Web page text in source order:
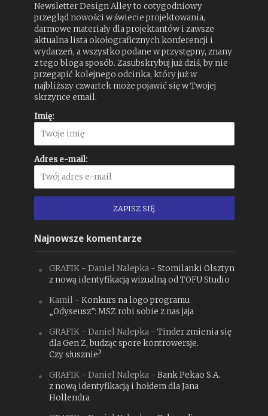
Newsletter Design Alley to cotygodniowy
przegląd nowości w świecie projektowania,
darmowe materiały dla projektantów i zawsze
aktualna lista okołograficznych konferencji i
wydarzeń, a wszystko podane w przystępny, znany
z tego bloga sposób. Zasubskrybuj już dziś, by nie
przegapić kolejnego odcinka, który już w
najbliższy czwartek może pojawić się w Twojej
skrzynce email.
Imię:
Adres e-mail:
Najnowsze komentarze
GRAFIK - Daniel Nalepka- Stomilanki Olsztyn
z nową identyfikacją wizualną od TOFU Studio
Kamil- Konkurs na logo programu
„Odyseusz”: MSZ robi sobie z nas jaja
GRAFIK - Daniel Nalepka- Tinder zmienia się
dla Gen Z, budząc spore kontrowersje.
Czy słusznie?
GRAFIK - Daniel Nalepka- Bank Pekao S.A.
z nową identyfikacją i hołdem dla Jana
Hollendra